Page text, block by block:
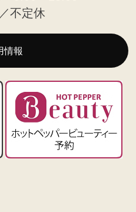
不定休
情報